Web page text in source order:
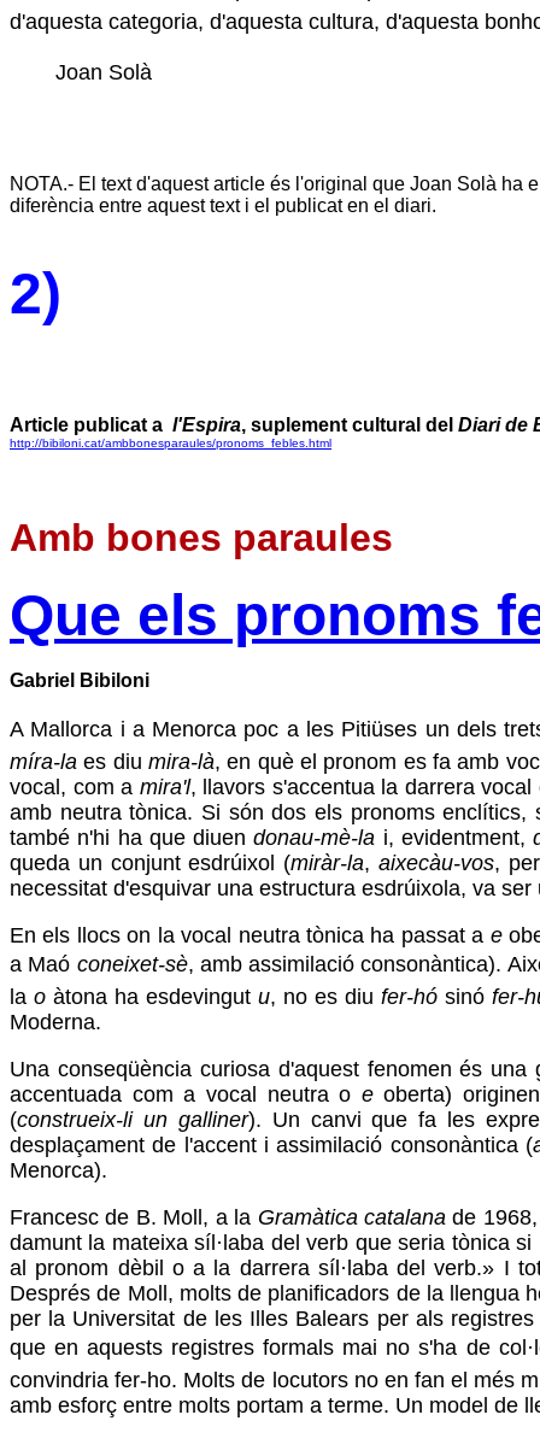
d'aquesta categoria, d'aquesta cultura, d'aquesta
Joan Solà
NOTA.- El text d'aquest article és l'original que Joan Solà ha
diferència entre aquest text i el publicat en el diari.
2)
Article publicat a l'Espira, suplement cultural del Diari de
http://bibiloni.cat/ambbonesparaules/pronoms_febles.html
Amb bones paraules
Que els pronoms
Gabriel Bibiloni
A Mallorca i a Menorca poc a les Pitiüses un dels
míra-la es diu mira-là, en què el pronom es fa amb
vocal, com a mira'l, llavors s'accentua la darrera vocal
amb neutra tònica. Si són dos els pronoms enclítics,
també n'hi ha que diuendonau-mè-la i, evidentment,
queda un conjunt esdrúixol (miràr-la, aixecàu-vos,
necessitat d'esquivar una estructura esdrúixola, va
En els llocs on la vocal neutra tònica ha passat a e
a Maó coneixet-sè, amb assimilació consonàntica).
lao àtona ha esdevingutu, no es diufer-hó sinófer-
Moderna.
Una conseqüència curiosa d'aquest fenomen és
accentuada com a vocal neutra o eoberta)
(construeix-li un galliner). Un canvi que fa les
desplaçament de l'accent i assimilació consonàntica (
Menorca).
Francesc de B. Moll, a la Gramàtica catalanade 1968,
damunt la mateixa síl·laba del verb que seria tònica
al pronom dèbil o a la darrera síl·laba del verb.» I
Després de Moll, molts de planificadors de la llengua
per la Universitat de les Illes Balears per als
que en aquests registres formals mai no s'ha de
convindria fer-ho. Molts de locutors no en fan el més
amb esforç entre molts portam a terme. Un model de